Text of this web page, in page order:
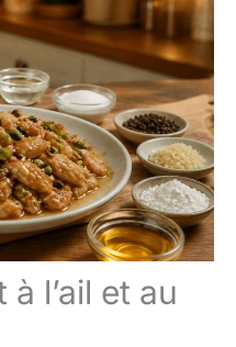
l’ail et au